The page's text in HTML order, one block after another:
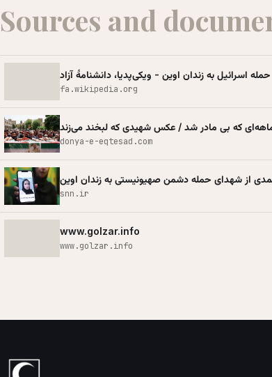
Sources and
حمله اسرائیل به زندان اوین - ویکی‌پدیا، دانشنامهٔ آزاد
fa.wikipedia.org
donya-e-eqtesad.com
از شهدای حمله دشمن صهیونیستی به زندان اوین
snn.ir
www.golzar.info
www.golzar.info